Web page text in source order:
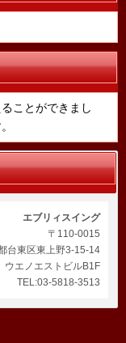
ことができまし
エブリィスイング
〒110-0015
台東区東上野3-15-14
ウエノエストビルB1F
TEL:03-5818-3513